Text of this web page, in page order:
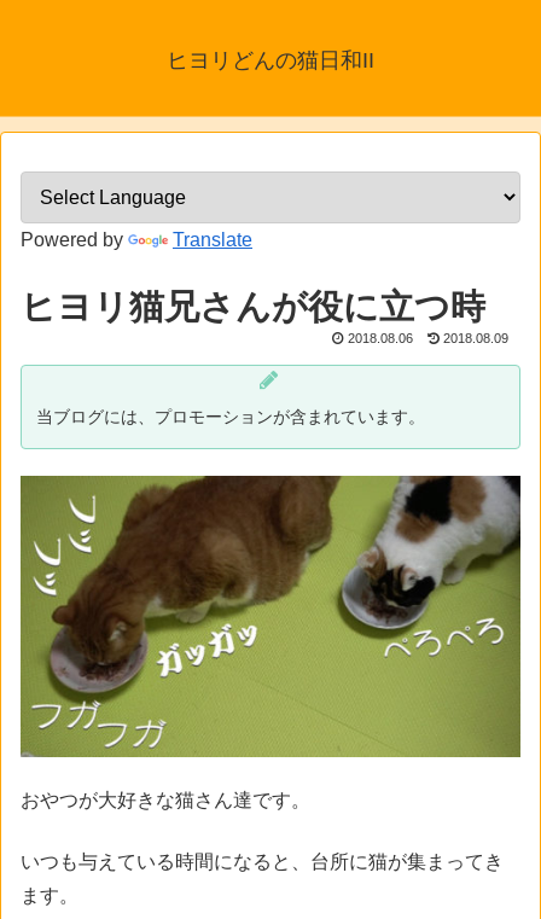
ヒヨリどんの猫日和II
Powered by Translate
ヒヨリ猫兄さんが役に立つ時
2018.08.06 2018.08.09
当ブログには、プロモーションが含まれています。
おやつが大好きな猫さん達です。
いつも与えている時間になると、台所に猫が集まってき
ます。